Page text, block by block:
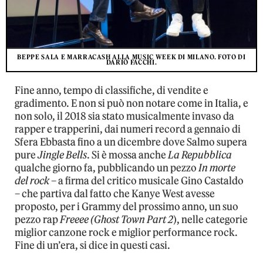
BEPPE SALA E MARRACASH ALLA MUSIC WEEK DI MILANO. FOTO DI
DARIO FACCHI.
Fine anno, tempo di classifiche, di vendite e
gradimento. E non si può non notare come in Italia, e
non solo, il 2018 sia stato musicalmente invaso da
rapper e trapperini, dai numeri record a gennaio di
Sfera Ebbasta fino a un dicembre dove Salmo supera
pureJingle Bells. Si è mossa ancheLa Repubblica
qualche giorno fa, pubblicando un pezzoIn morte
del rock– a firma del critico musicale Gino Castaldo
– che partiva dal fatto che Kanye West avesse
proposto, per i Grammy del prossimo anno, un suo
pezzo rapFreeee (Ghost Town Part 2), nelle categorie
miglior canzone rock e miglior performance rock.
Fine di un’era, si dice in questi casi.